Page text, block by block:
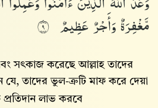
مَّغْفِرَةٌوَأَجْرٌعَظِيمٌ ٩
সৎকাজ করেছে আল্লাহ তাদের
যে, তাদের ভুল-ত্রুটি মাফ করে দেয়া
প্রতিদান লাভ করবে